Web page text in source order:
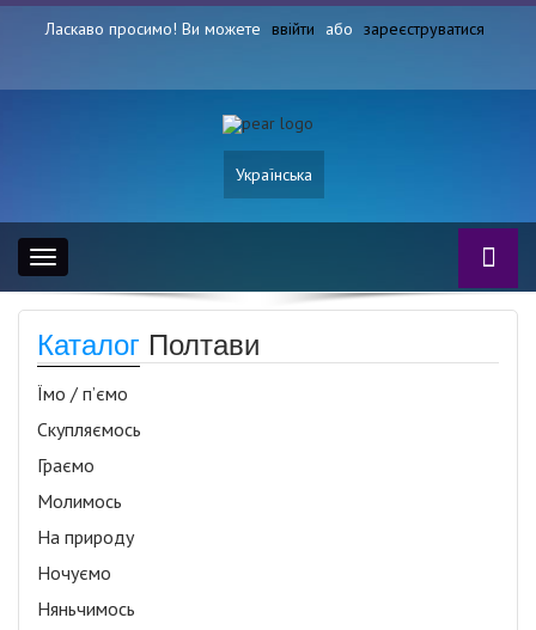
Ласкаво просимо! Ви можете ввійти або зареєструватися
Українська
Toggle
navigation
Каталог Полтави
Їмо / п’ємо
Скупляємось
Граємо
Молимось
На природу
Ночуємо
Няньчимось